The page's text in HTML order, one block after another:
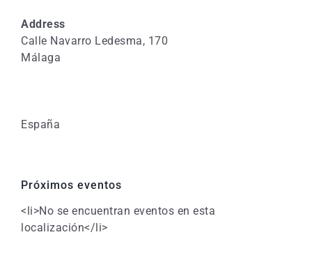
Address
Calle Navarro Ledesma, 170
Málaga
España
Próximos eventos
<li>No se encuentran eventos en esta
localización</li>